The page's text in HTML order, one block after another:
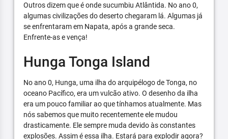
Outros dizem que é onde sucumbiu Atlântida. No ano 0,
algumas civilizações do deserto chegaram lá. Algumas já
se enfrentaram em Napata, após a grande seca.
Enfrente-as e vença!
Hunga Tonga Island
No ano 0, Hunga, uma ilha do arquipélogo de Tonga, no
oceano Pacífico, era um vulcão ativo. O desenho da ilha
era um pouco familiar ao que tínhamos atualmente. Mas
nós sabemos que muito recentemente ele mudou
drasticamente. Ele sempre muda devido às constantes
explosões. Assim é essa ilha. Estará para explodir agora?